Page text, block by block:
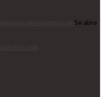
Se abre